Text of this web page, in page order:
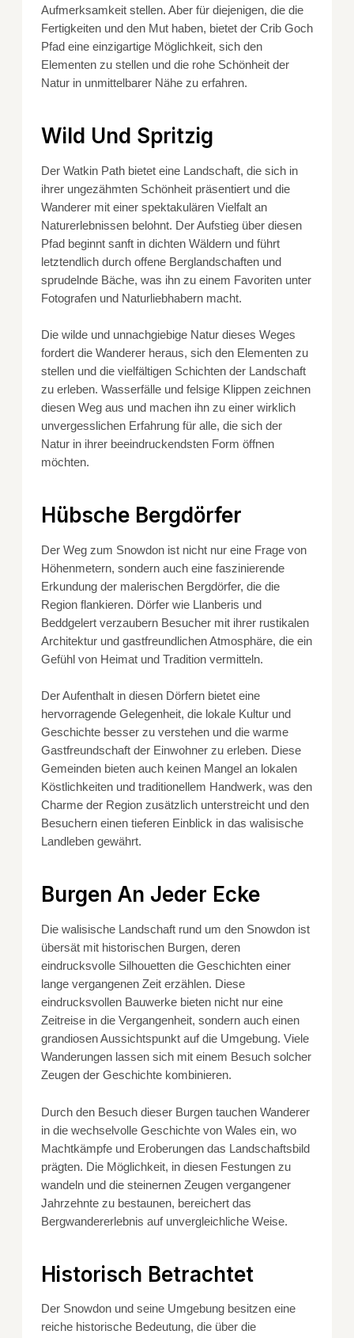
Aufmerksamkeit stellen. Aber für diejenigen, die die
Fertigkeiten und den Mut haben, bietet der Crib Goch
Pfad eine einzigartige Möglichkeit, sich den
Elementen zu stellen und die rohe Schönheit der
Natur in unmittelbarer Nähe zu erfahren.
Wild Und Spritzig
Der Watkin Path bietet eine Landschaft, die sich in
ihrer ungezähmten Schönheit präsentiert und die
Wanderer mit einer spektakulären Vielfalt an
Naturerlebnissen belohnt. Der Aufstieg über diesen
Pfad beginnt sanft in dichten Wäldern und führt
letztendlich durch offene Berglandschaften und
sprudelnde Bäche, was ihn zu einem Favoriten unter
Fotografen und Naturliebhabern macht.
Die wilde und unnachgiebige Natur dieses Weges
fordert die Wanderer heraus, sich den Elementen zu
stellen und die vielfältigen Schichten der Landschaft
zu erleben. Wasserfälle und felsige Klippen zeichnen
diesen Weg aus und machen ihn zu einer wirklich
unvergesslichen Erfahrung für alle, die sich der
Natur in ihrer beeindruckendsten Form öffnen
möchten.
Hübsche Bergdörfer
Der Weg zum Snowdon ist nicht nur eine Frage von
Höhenmetern, sondern auch eine faszinierende
Erkundung der malerischen Bergdörfer, die die
Region flankieren. Dörfer wie Llanberis und
Beddgelert verzaubern Besucher mit ihrer rustikalen
Architektur und gastfreundlichen Atmosphäre, die ein
Gefühl von Heimat und Tradition vermitteln.
Der Aufenthalt in diesen Dörfern bietet eine
hervorragende Gelegenheit, die lokale Kultur und
Geschichte besser zu verstehen und die warme
Gastfreundschaft der Einwohner zu erleben. Diese
Gemeinden bieten auch keinen Mangel an lokalen
Köstlichkeiten und traditionellem Handwerk, was den
Charme der Region zusätzlich unterstreicht und den
Besuchern einen tieferen Einblick in das walisische
Landleben gewährt.
Burgen An Jeder Ecke
Die walisische Landschaft rund um den Snowdon ist
übersät mit historischen Burgen, deren
eindrucksvolle Silhouetten die Geschichten einer
lange vergangenen Zeit erzählen. Diese
eindrucksvollen Bauwerke bieten nicht nur eine
Zeitreise in die Vergangenheit, sondern auch einen
grandiosen Aussichtspunkt auf die Umgebung. Viele
Wanderungen lassen sich mit einem Besuch solcher
Zeugen der Geschichte kombinieren.
Durch den Besuch dieser Burgen tauchen Wanderer
in die wechselvolle Geschichte von Wales ein, wo
Machtkämpfe und Eroberungen das Landschaftsbild
prägten. Die Möglichkeit, in diesen Festungen zu
wandeln und die steinernen Zeugen vergangener
Jahrzehnte zu bestaunen, bereichert das
Bergwandererlebnis auf unvergleichliche Weise.
Historisch Betrachtet
Der Snowdon und seine Umgebung besitzen eine
reiche historische Bedeutung, die über die